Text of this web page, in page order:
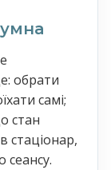
обрати
самі;
стан
стаціонар,